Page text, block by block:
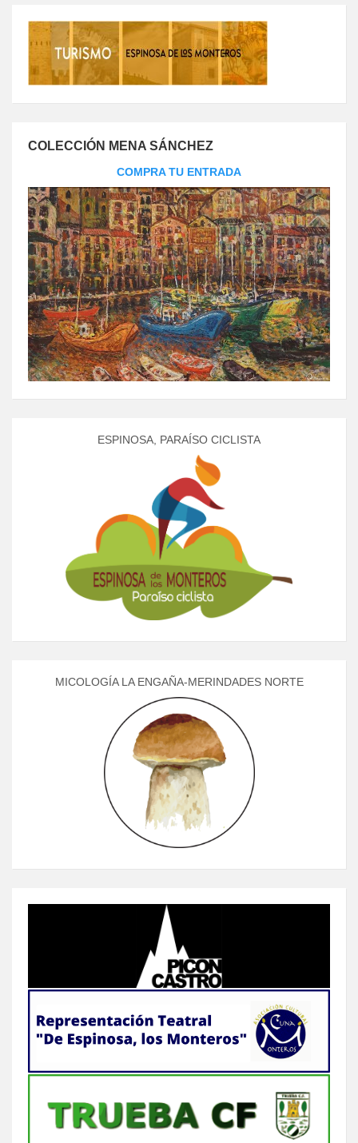
COLECCIÓN MENA SÁNCHEZ
COMPRA TU ENTRADA
ESPINOSA, PARAÍSO CICLISTA
MICOLOGÍA LA ENGAÑA-MERINDADES NORTE